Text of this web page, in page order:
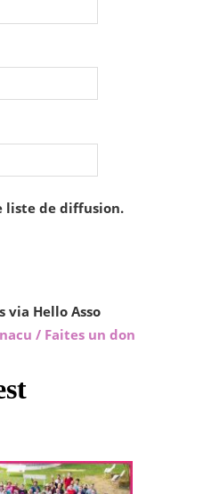
liste de diffusion.
via Hello Asso
/ Faites un don